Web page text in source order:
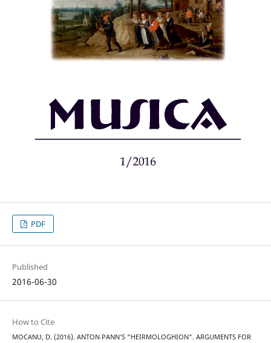
PDF
Published
2016-06-30
How to Cite
MOCANU, D. (2016). ANTON PANN’S "HEIRMOLOGHION". ARGUMENTS FOR